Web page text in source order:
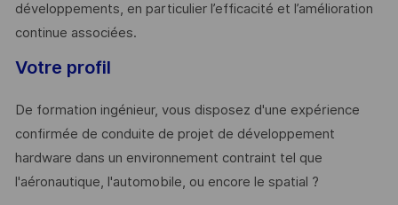
développements, en particulier l’efficacité et l’amélioration
continue associées.
Votre profil
De formation ingénieur, vous disposez d'une expérience
confirmée de conduite de projet de développement
hardware dans un environnement contraint tel que
l'aéronautique, l'automobile, ou encore le spatial ?